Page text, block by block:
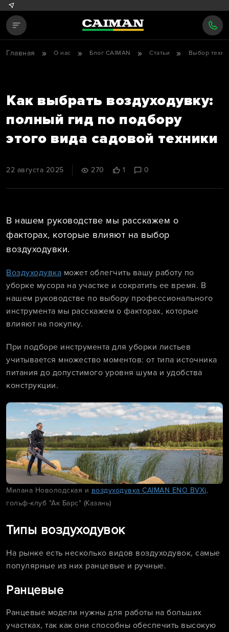
Главная О нас Блог CAIMAN Статьи Выбор
Как выбрать воздуходувку:
полный гид по подбору
этого вида садовой техники
22 августа 2025 270 1 0
В нашем руководстве мы расскажем о
факторах, которые влияют на выбор
воздуходувки.
Воздуходувка может облегчить вашу работу по
уборке мусора на участке и сократить ее время. В
нашем руководстве по выбору профессионального
инструмента мы расскажем о факторах, которые
влияют на покупку.
При подборе инструмента для уборки листьев
учитывается множество моментов: от типа источника
питания до допустимого уровня шума и удобства
конструкции.
Милана Новолодская и воздуходувка CAIMAN ENO BVXi,
гольф-клуб "Ак Барс" (Казань)
Типы воздуходувок
На рынке есть несколько видов воздуходувок, самые
популярные из них ранцевые и ручные.
Ранцевые
Ранцевые модели нужны для работы на больших
участках, так как они способны обеспечить высокую